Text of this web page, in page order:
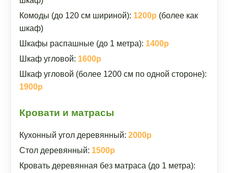
Комоды (до 120 см шириной): 1200р (более как
шкаф)
Шкафы распашные (до 1 метра): 1400р
Шкаф угловой: 1600р
Шкаф угловой (более 1200 см по одной стороне):
1900р
Кровати и матрасы
Кухонный угол деревянный: 2000р
Стол деревянный: 1500р
Кровать деревянная без матраса (до 1 метра):